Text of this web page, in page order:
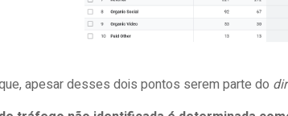
apesar desses dois pontos serem parte do